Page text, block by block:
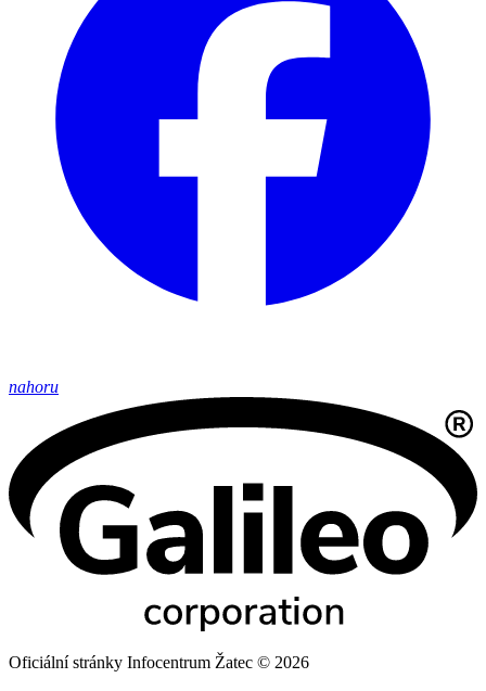
nahoru
Oficiální stránky Infocentrum Žatec © 2026